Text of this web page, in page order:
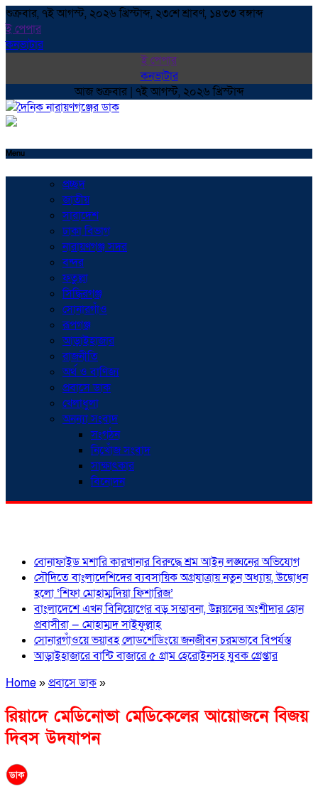
শুক্রবার, ৭ই আগস্ট, ২০২৬ খ্রিস্টাব্দ, ২৩শে শ্রাবণ, ১৪৩৩ বঙ্গাব্দ
ই পেপার
কনভাটার
ই পেপার
কনভাটার
আজ শুক্রবার | ৭ই আগস্ট, ২০২৬ খ্রিস্টাব্দ
Menu
প্রচ্ছদ
জাতীয়
সারাদেশ
ঢাকা বিভাগ
নারায়ণগঞ্জ সদর
বন্দর
ফতুল্লা
সিদ্ধিরগঞ্জ
সোনারগাঁও
রূপগঞ্জ
আড়াইহাজার
রাজনীতি
অর্থ ও বাণিজ্য
প্রবাসে ডাক
খেলাধুলা
অনন্যা সংবাদ
সংগঠন
নিখোঁজ সংবাদ
সাক্ষাৎকার
বিনোদন
বোনাফাইড মশারি কারখানার বিরুদ্ধে শ্রম আইন লঙ্ঘনের অভিযোগ
সৌদিতে বাংলাদেশিদের ব্যবসায়িক অগ্রযাত্রায় নতুন অধ্যায়, উদ্বোধন
হলো ‘শিফা মোহাম্মদিয়া ফিশারিজ’
বাংলাদেশে এখন বিনিয়োগের বড় সম্ভাবনা, উন্নয়নের অংশীদার হোন
প্রবাসীরা — মোহাম্মদ সাইফুল্লাহ্
সোনারগাঁওয়ে ভয়াবহ লোডশেডিংয়ে জনজীবন চরমভাবে বিপর্যস্ত
আড়াইহাজারে বান্টি বাজারে ৫ গ্রাম হেরোইনসহ যুবক গ্রেপ্তার
Home»প্রবাসে ডাক»
রিয়াদে মেডিনোভা মেডিকেলের আয়োজনে বিজয়
দিবস উদযাপন